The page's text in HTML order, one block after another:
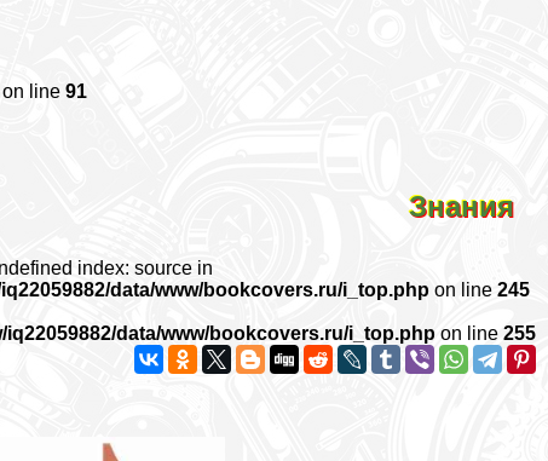
on line 91
Знания
index: source in
data/www/bookcovers.ru/i_top.php on line245
iq22059882/data/www/bookcovers.ru/i_top.php on line 255